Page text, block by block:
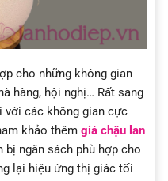
cho những không gian
hàng, hội nghị… Rất sang
với các không gian cực
khảo thêm giá chậu lan
bị ngân sách phù hợp cho
lại hiệu ứng thị giác tối